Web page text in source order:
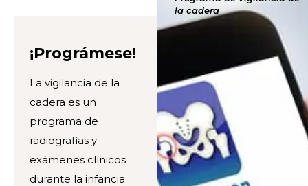
la cadera
¡Prográmese!
La vigilancia de la
cadera es un
programa de
radiografías y
exámenes clínicos
durante la infancia